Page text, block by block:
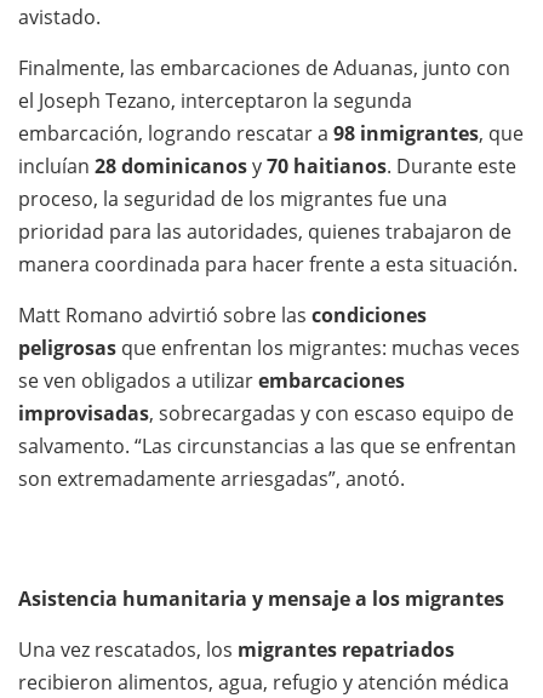
avistado.
Finalmente, las embarcaciones de Aduanas, junto con
el Joseph Tezano, interceptaron la segunda
embarcación, logrando rescatar a 98 inmigrantes, que
incluían 28 dominicanosy70 haitianos. Durante este
proceso, la seguridad de los migrantes fue una
prioridad para las autoridades, quienes trabajaron de
manera coordinada para hacer frente a esta situación.
Matt Romano advirtió sobre las condiciones
peligrosas que enfrentan los migrantes: muchas veces
se ven obligados a utilizarembarcaciones
improvisadas, sobrecargadas y con escaso equipo de
salvamento. “Las circunstancias a las que se enfrentan
son extremadamente arriesgadas”, anotó.
Asistencia humanitaria y mensaje a los migrantes
Una vez rescatados, los migrantes repatriados
recibieron alimentos, agua, refugio y atención médica